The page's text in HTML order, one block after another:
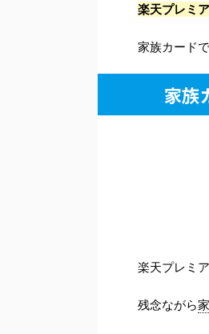
楽天プレミ
家族カード
家族
楽天プレミ
残念ながら